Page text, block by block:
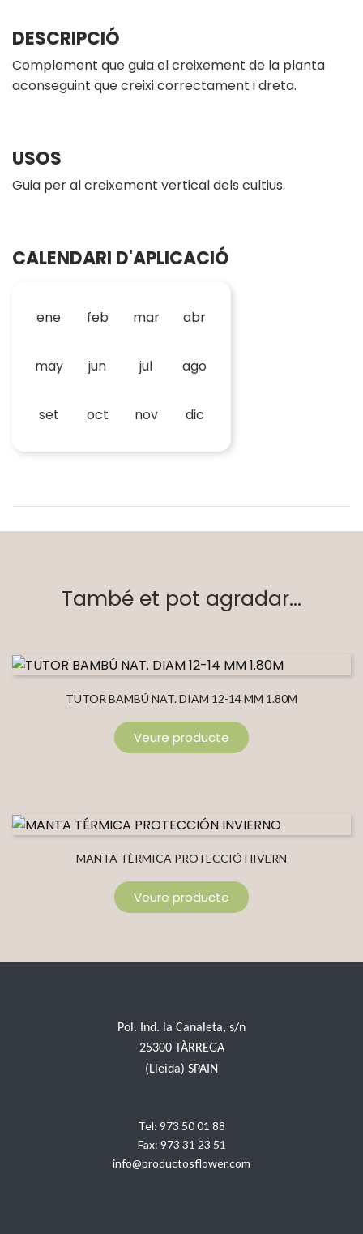
DESCRIPCIÓ
Complement que guia el creixement de la planta
aconseguint que creixi correctament i dreta.
USOS
Guia per al creixement vertical dels cultius.
CALENDARI D'APLICACIÓ
ene feb mar abr
may jun jul ago
set oct nov dic
També et pot agradar...
TUTOR BAMBÚ NAT. DIAM 12-14 MM 1.80M
Veure producte
MANTA TÈRMICA PROTECCIÓ HIVERN
Veure producte
Pol. Ind. la Canaleta, s/n
25300 TÀRREGA
(Lleida) SPAIN
Tel: 973 50 01 88
Fax: 973 31 23 51
info@productosflower.com